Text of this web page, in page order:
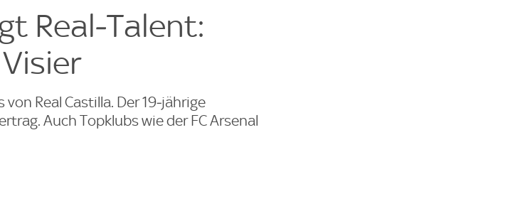
Real‑Talent:
Real Castilla. Der 19‑jährige
Auch Topklubs wie der FC Arsenal